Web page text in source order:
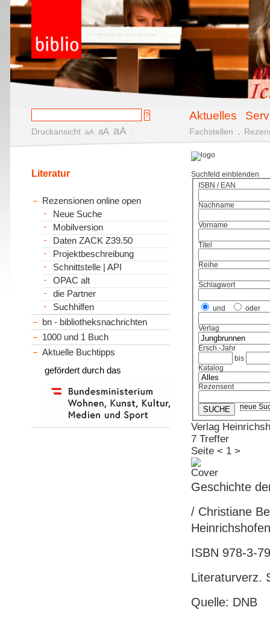
Aktuelles
Druckansicht aA aA aA Fachstellen
Suchfeld einblenden
ISBN / EAN
Nachname
Vorname
Titel
Reihe
Schlagwort
und oder
Verlag
Ersch.-Jahr
bis
Katalog
Rezensent
neue
Verlag
7 Treffer
Seite < 1 >
Geschichte
/ Christiane
ISBN 978-3-
Literaturverz.
Quelle: DNB
Literatur
Rezensionen online open
Neue Suche
Mobilversion
Daten ZACK Z39.50
Projektbeschreibung
Schnittstelle | API
OPAC alt
die Partner
Suchhilfen
bn - bibliotheksnachrichten
1000 und 1 Buch
Aktuelle Buchtipps
gefördert durch das